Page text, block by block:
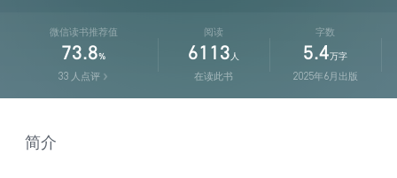
微信读书推荐值
73.8%
33 人点评
阅读
6113 人
在读此书
字数
5.4 万字
2025年6月出版
简介